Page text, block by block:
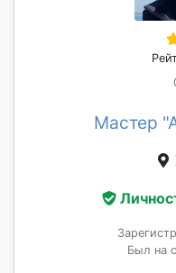
Мастер
Был на